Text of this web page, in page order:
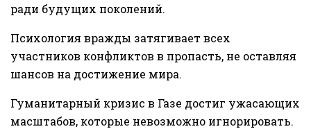
ради будущих поколений.
Психология вражды затягивает всех
участников конфликтов в пропасть, не оставляя
шансов на достижение мира.
Гуманитарный кризис в Газе достиг ужасающих
масштабов, которые невозможно игнорировать.